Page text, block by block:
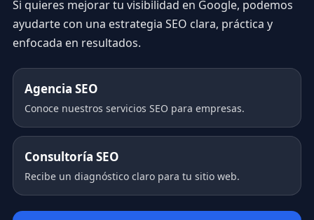
Si quieres mejorar tu visibilidad en Google, podemos
ayudarte con una estrategia SEO clara, práctica y
enfocada en resultados.
Agencia SEO
Conoce nuestros servicios SEO para empresas.
Consultoría SEO
Recibe un diagnóstico claro para tu sitio web.